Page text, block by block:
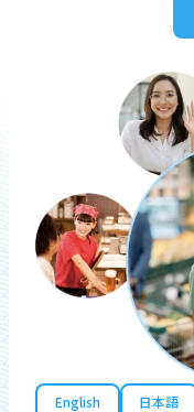
English 日本語